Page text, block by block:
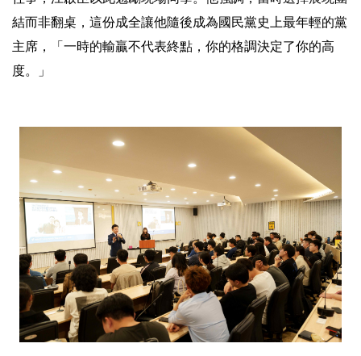
結而非翻桌，這份成全讓他隨後成為國民黨史上最年輕的黨
主席，「一時的輸贏不代表終點，你的格調決定了你的高
度。」